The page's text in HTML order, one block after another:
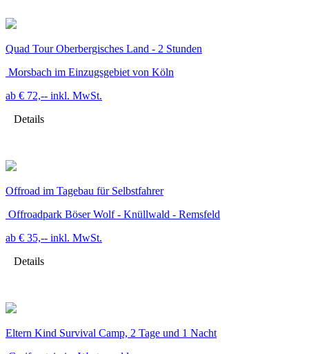
Quad Tour Oberbergisches Land - 2 Stunden
Morsbach im Einzugsgebiet von Köln
ab € 72,-- inkl. MwSt.
Details
Offroad im Tagebau für Selbstfahrer
Offroadpark Böser Wolf - Knüllwald - Remsfeld
ab € 35,-- inkl. MwSt.
Details
Eltern Kind Survival Camp, 2 Tage und 1 Nacht